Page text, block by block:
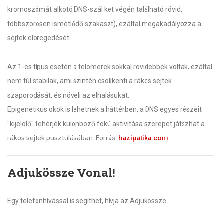
kromoszómát alkotó DNS-szál két végén található rövid,
többszörösen ismétlődő szakaszt), ezáltal megakadályozza a
sejtek elöregedését.
Az 1-es típus esetén a telomerek sokkal rövidebbek voltak, ezáltal
nem túl stabilak, ami szintén csökkenti a rákos sejtek
szaporodását, és növeli az elhalásukat.
Epigenetikus okok is lehetnek a háttérben, a DNS egyes részeit
"kijelölő" fehérjék különböző fokú aktivitása szerepet játszhat a
rákos sejtek pusztulásában. Forrás: hazipatika.com
Adjukössze Vonal!
Egy telefonhívással is segíthet, hívja az Adjukössze